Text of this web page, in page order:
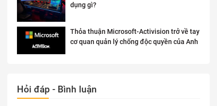
dụng gì?
Thỏa thuận Microsoft-Activision trở về tay
cơ quan quản lý chống độc quyền của Anh
Hỏi đáp - Bình luận